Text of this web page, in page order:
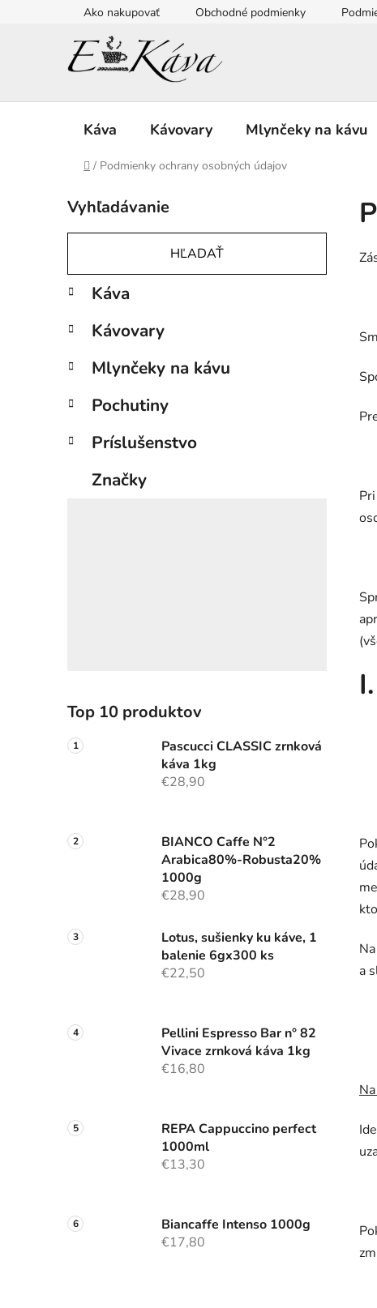
Ako nakupovať Obchodné podmienky
Káva Kávovary Mlynčeky na kávu
Domov
/ Podmienky ochrany osobných údajov
o
č
ý
p
a
n
e
Vyhľadávanie
HĽADAŤ
Preskočiť
kategórie
K
a
e
ó
i
Káva
Kávovary
Mlynčeky na kávu
Pochutiny
Príslušenstvo
Značky
Top 10 produktov
Pascucci CLASSIC zrnková
káva 1kg
€28,90
BIANCO Caffe N°2
Arabica80%-Robusta20%
1000g
€28,90
Lotus, sušienky ku káve, 1
balenie 6gx300 ks
€22,50
Pellini Espresso Bar n° 82
Vivace zrnková káva 1kg
€16,80
REPA Cappuccino perfect
1000ml
€13,30
Biancaffe Intenso 1000g
€17,80
a